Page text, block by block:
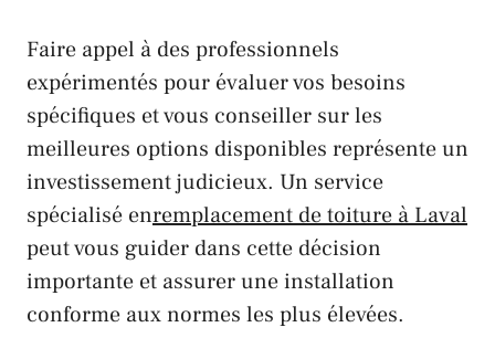
Faire appel à des professionnels
expérimentés pour évaluer vos besoins
spécifiques et vous conseiller sur les
meilleures options disponibles représente un
investissement judicieux. Un service
spécialisé enremplacement de toiture à Laval
peut vous guider dans cette décision
importante et assurer une installation
conforme aux normes les plus élevées.